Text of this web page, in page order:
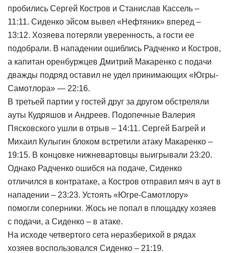
пробились Сергей Костров и Станислав Кассель –
11:11. Сиденко эйсом вывел «Нефтяник» вперед –
13:12. Хозяева потеряли уверенность, а гости ее
подобрали. В нападении ошиблись Радченко и Костров,
а капитан оренбуржцев Дмитрий Макаренко с подачи
дважды подряд оставил не удел принимающих «Югры-
Самотлора» — 22:16.
В третьей партии у гостей друг за другом обстреляли
ауты Кудряшов и Андреев. Подопечные Валерия
Пясковского ушли в отрыв – 14:11. Сергей Багрей и
Михаил Кулыгин блоком встретили атаку Макаренко –
19:15. В концовке нижневартовцы выигрывали 23:20.
Однако Радченко ошибся на подаче, Сиденко
отличился в контратаке, а Костров отправил мяч в аут в
нападении – 23:23. Устоять «Югре-Самотлору»
помогли соперники. Жось не попал в площадку хозяев
с подачи, а Сиденко – в атаке.
На исходе четвертого сета неразберихой в рядах
хозяев воспользовался Сиденко – 21:19.